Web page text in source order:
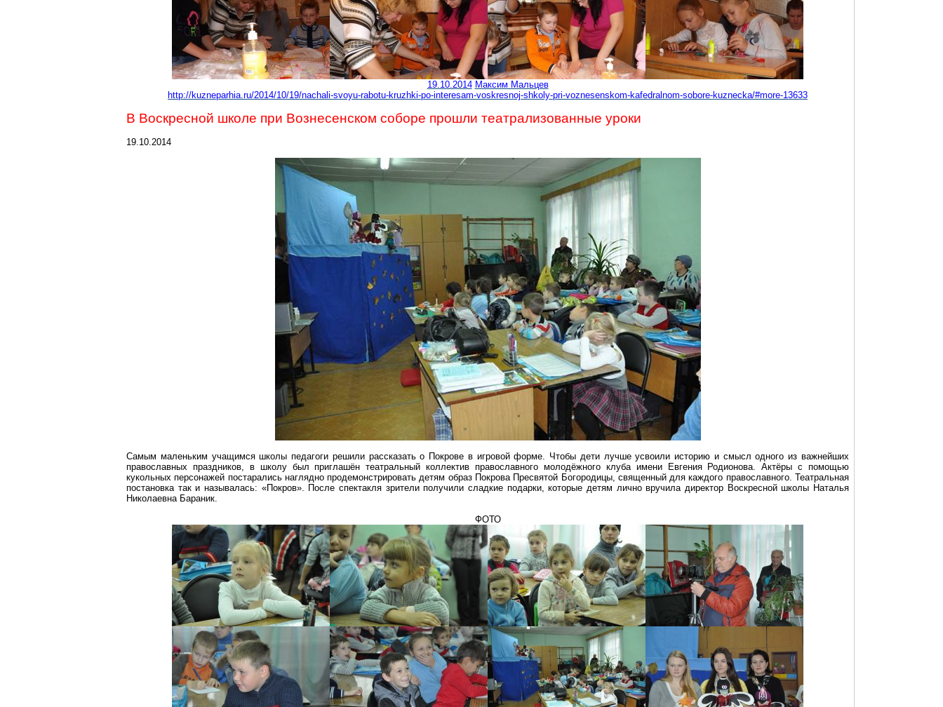
19.10.2014 Максим Мальцев
http://kuzneparhia.ru/2014/10/19/nachali-svoyu-rabotu-kruzhki-po-interesam-voskresnoj-shkoly-pri-voznesenskom-kafedralnom-sobore-kuznecka/#more-13633
В Воскресной школе при Вознесенском соборе прошли театрализованные уроки
19.10.2014
Самым маленьким учащимся школы педагоги решили рассказать о Покрове в игровой форме. Чтобы дети лучше усвоили историю и смысл одного из важнейших
православных праздников, в школу был приглашён театральный коллектив православного молодёжного клуба имени Евгения Родионова. Актёры с помощью
кукольных персонажей постарались наглядно продемонстрировать детям образ Покрова Пресвятой Богородицы, священный для каждого православного. Театральная
постановка так и называлась: «Покров». После спектакля зрители получили сладкие подарки, которые детям лично вручила директор Воскресной школы Наталья
Николаевна Бараник.
ФОТО